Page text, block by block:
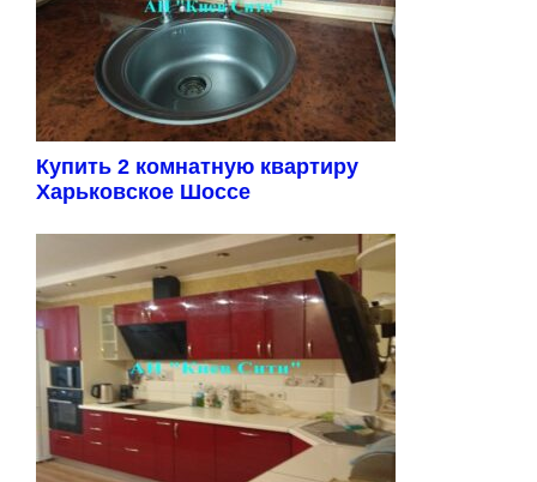
Купить 2 комнатную квартиру
Харьковское Шоссе